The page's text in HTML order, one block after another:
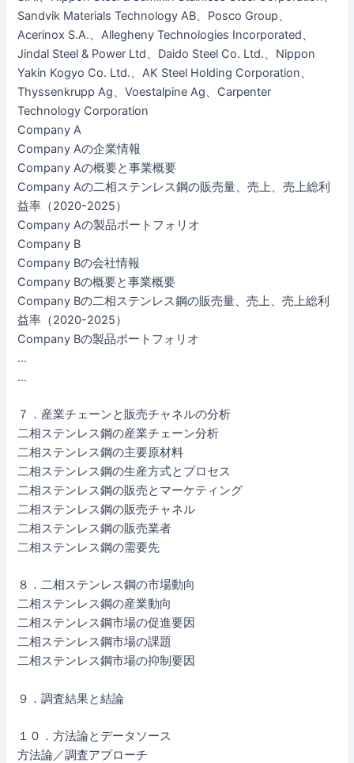
Sandvik Materials Technology AB、Posco Group、
Acerinox S.A.、Allegheny Technologies Incorporated、
Jindal Steel & Power Ltd、Daido Steel Co. Ltd.、Nippon
Yakin Kogyo Co. Ltd.、AK Steel Holding Corporation、
Thyssenkrupp Ag、Voestalpine Ag、Carpenter
Technology Corporation
Company A
Company Aの企業情報
Company Aの概要と事業概要
Company Aの二相ステンレス鋼の販売量、売上、売上総利
益率（2020-2025）
Company Aの製品ポートフォリオ
Company B
Company Bの会社情報
Company Bの概要と事業概要
Company Bの二相ステンレス鋼の販売量、売上、売上総利
益率（2020-2025）
Company Bの製品ポートフォリオ
…
…
７．産業チェーンと販売チャネルの分析
二相ステンレス鋼の産業チェーン分析
二相ステンレス鋼の主要原材料
二相ステンレス鋼の生産方式とプロセス
二相ステンレス鋼の販売とマーケティング
二相ステンレス鋼の販売チャネル
二相ステンレス鋼の販売業者
二相ステンレス鋼の需要先
８．二相ステンレス鋼の市場動向
二相ステンレス鋼の産業動向
二相ステンレス鋼市場の促進要因
二相ステンレス鋼市場の課題
二相ステンレス鋼市場の抑制要因
９．調査結果と結論
１０．方法論とデータソース
方法論／調査アプローチ